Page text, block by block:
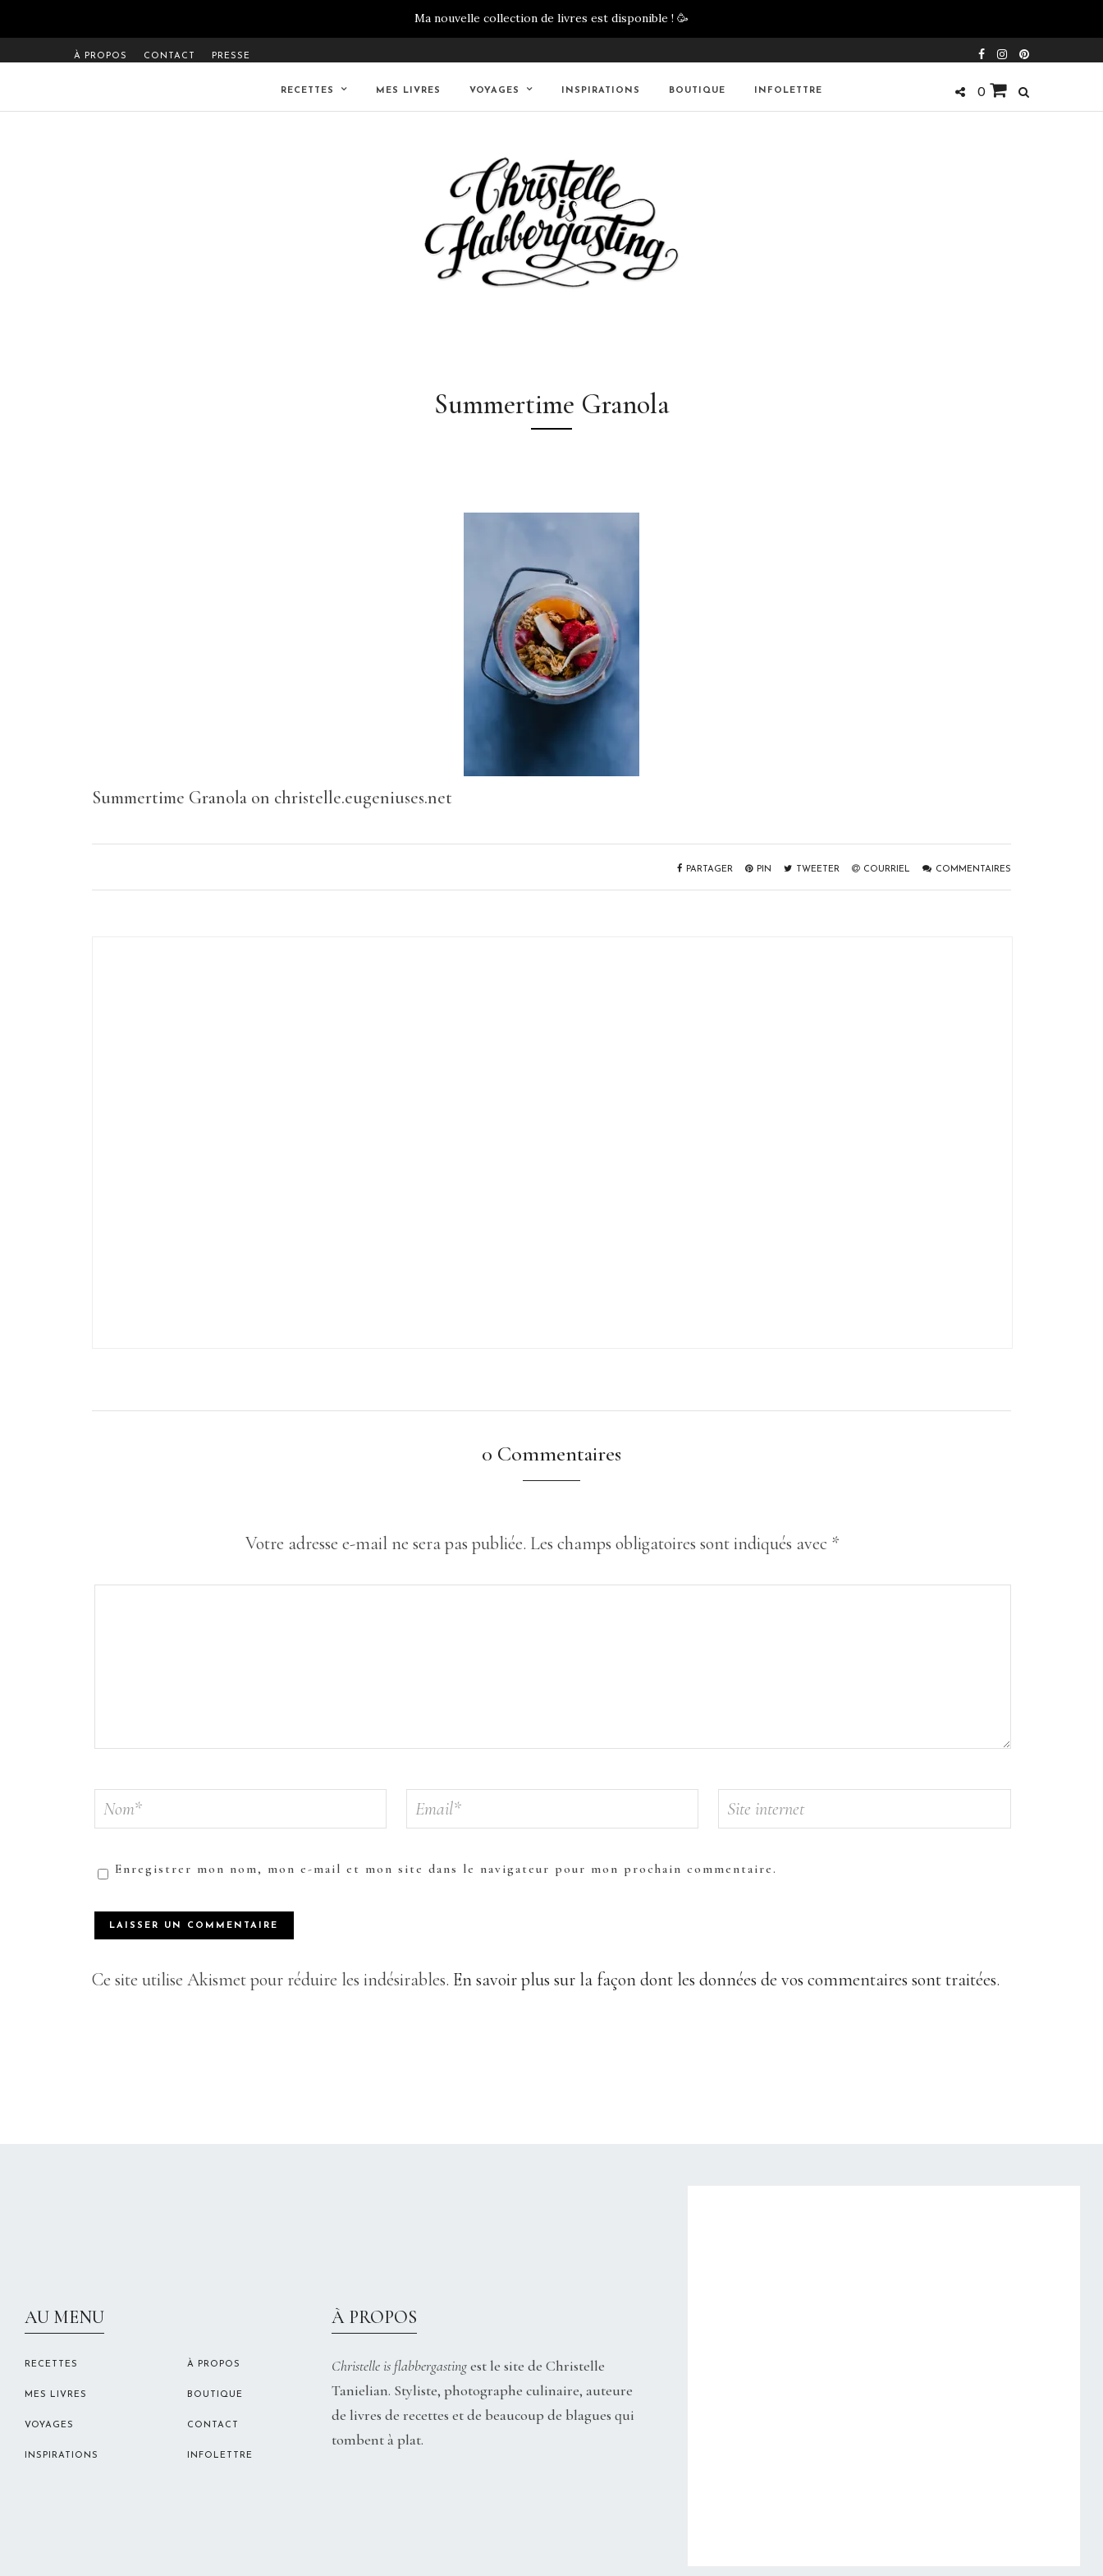
Ma nouvelle collection de livres est disponible ! 🥳
À PROPOS CONTACT PRESSE
RECETTES MES LIVRES VOYAGES INSPIRATIONS BOUTIQUE INFOLETTRE 0
Summertime Granola
Summertime Granola on christelle.eugeniuses.net
PARTAGER PIN TWEETER COURRIEL COMMENTAIRES
0 Commentaires
Votre adresse e-mail ne sera pas publiée. Les champs obligatoires sont indiqués avec *
Enregistrer mon nom, mon e-mail et mon site dans le navigateur pour mon prochain commentaire.
Ce site utilise Akismet pour réduire les indésirables. En savoir plus sur la façon dont les données de vos commentaires sont traitées.
AU MENU
RECETTES
MES LIVRES
VOYAGES
INSPIRATIONS
À PROPOS
BOUTIQUE
CONTACT
INFOLETTRE
À PROPOS
Christelle is flabbergastingest le site de Christelle
Tanielian. Styliste, photographe culinaire, auteure
de livres de recettes et de beaucoup de blagues qui
tombent à plat.